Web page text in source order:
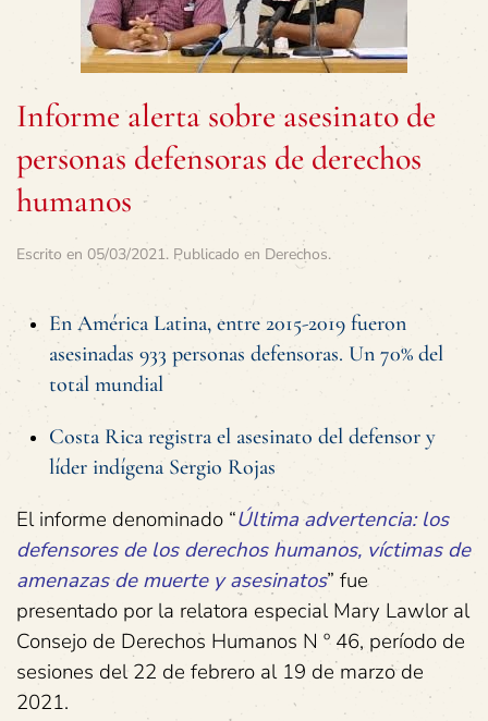
Informe alerta sobre asesinato de
personas defensoras de derechos
humanos
Escrito en 05/03/2021. Publicado en Derechos.
En América Latina, entre 2015-2019 fueron
asesinadas 933 personas defensoras. Un 70% del
total mundial
Costa Rica registra el asesinato del defensor y
líder indígena Sergio Rojas
El informe denominado “Última advertencia: los
defensores de los derechos humanos, víctimas de
amenazas de muerte y asesinatos” fue
presentado por la relatora especial Mary Lawlor al
Consejo de Derechos Humanos N º 46, período de
sesiones del 22 de febrero al 19 de marzo de
2021.